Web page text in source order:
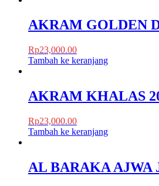
AKRAM GOLDEN
Rp23,000.00
Tambah ke keranjang
AKRAM KHALAS
Rp23,000.00
Tambah ke keranjang
AL BARAKA AJWA